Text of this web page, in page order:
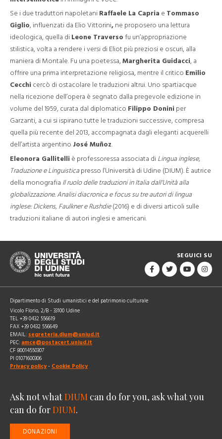
Se i due traduttori napoletani Raffaele La Capria e Tommaso
Giglio, influenzati da Elio Vittorini, ne proposero una lettura
ideologica, quella di Leone Traverso fu un’appropriazione
stilistica, volta a rendere i versi di Eliot più preziosi e oscuri, alla
maniera di Montale. Fu una poetessa,Margherita Guidacci, a
offrire una prima interpretazione religiosa, mentre il critico Emilio
Cecchi cercò di ostacolare le traduzioni altrui. Uno spartiacque
nella ricezione dell’opera è segnato dalla pregevole edizione in
volume del 1959, curata dal diplomatico Filippo Donini per
Garzanti, a cui si ispirano tutte le traduzioni successive, compresa
quella più recente del 2013, accompagnata dagli eleganti acquerelli
dell’artista argentino José Muñoz.
Eleonora Gallitelli è professoressa associata di Lingua inglese,
Traduzione e Linguistica presso l’Università di Udine (DIUM). È autrice
della monografia Il ruolo delle traduzioni in Italia dall'Unità alla
globalizzazione. Analisi diacronica e focus su tre autori di lingua
inglese: Dickens, Faulkner e Rushdie(2016) e di diversi articoli sulle
traduzioni italiane di autori inglesi e americani.
SEGUICI SU
Dipartimento di Studi umanistici e del patrimonio culturale
Vicolo Florio, 2/B - 33100 Udine
TEL +39 0432 556619
FAX +39 0432 556649
EMAIL: segreteria.dium@uniud.it
PEC: amce@postacert.uniud.it
CF 80014550307
PI 01071600306
Privacy policy - Cookie Policy
Ask not whatDIUM can do for you, ask what you
can do forDIUM.
DONAZIONI